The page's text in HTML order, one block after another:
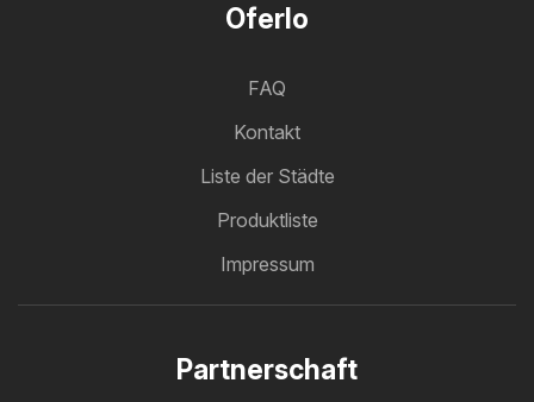
Oferlo
FAQ
Kontakt
Liste der Städte
Produktliste
Impressum
Partnerschaft